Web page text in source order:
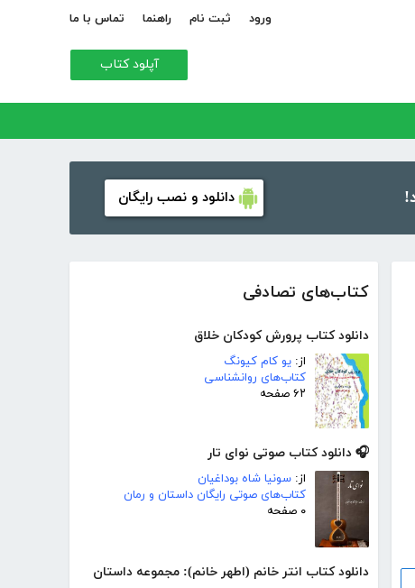
ورود ثبت نام راهنما تماس با ما
آپلود کتاب
دانلود و نصب رایگان
کتاب‌های تصادفی
دانلود کتاب پرورش کودکان خلاق
از: یو کام کیونگ
کتاب‌های روانشناسی
۶۲ صفحه
🎧 دانلود کتاب صوتی نوای تار
از: سونیا شاه بوداغیان
کتاب‌های صوتی رایگان داستان و رمان
۰ صفحه
دانلود کتاب انتر خانم (اطهر خانم): مجموعه داستان